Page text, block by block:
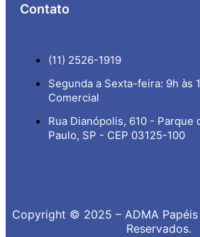
Contato
(11) 2526-1919
Segunda a Sexta-feira: 9h às
Comercial
Rua Dianópolis, 610 - Parque
Paulo, SP - CEP 03125-100
Copyright © 2025 – ADMA
Reservados.